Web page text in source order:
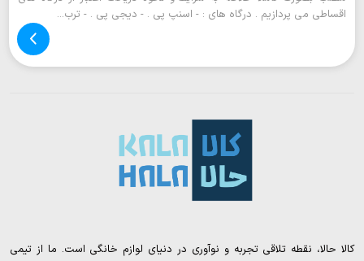
اقساطی می پردازیم . درگاه های :‌ - اسنپ پی . - دیجی پی . - ترب...
کالا حالا، نقطه تلاقی تجربه و نوآوری در دنیای لوازم خانگی است. ما از تیمی